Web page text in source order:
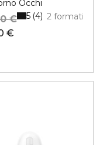
Occhi
€
€ 2 formati
5 4